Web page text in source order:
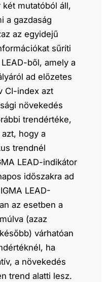
mutatóból áll,
a gazdaság
az egyidejű
sűríti
ből, amely a
ad előzetes
CI-index azt
növekedés
trendértéke,
hogy a
trendnél
LEAD-indikátor
időszakra ad
LEAD-
az esetben a
(azaz
várhatóan
ha
a növekedés
trend alatti lesz.